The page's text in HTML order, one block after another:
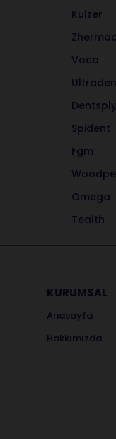
Kulzer
Voco
Spident
Fgm
Omega
Tealth
KURUMSAL
Anasayfa
Hakkımızda